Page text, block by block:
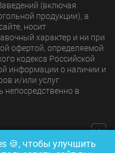
(включая
продукции), а
носит
характер и ни при
офертой, определяемой
кодекса Российской
информации о наличии и
и/или услуг
непосредственно в
18+
🍪, чтобы улучшить